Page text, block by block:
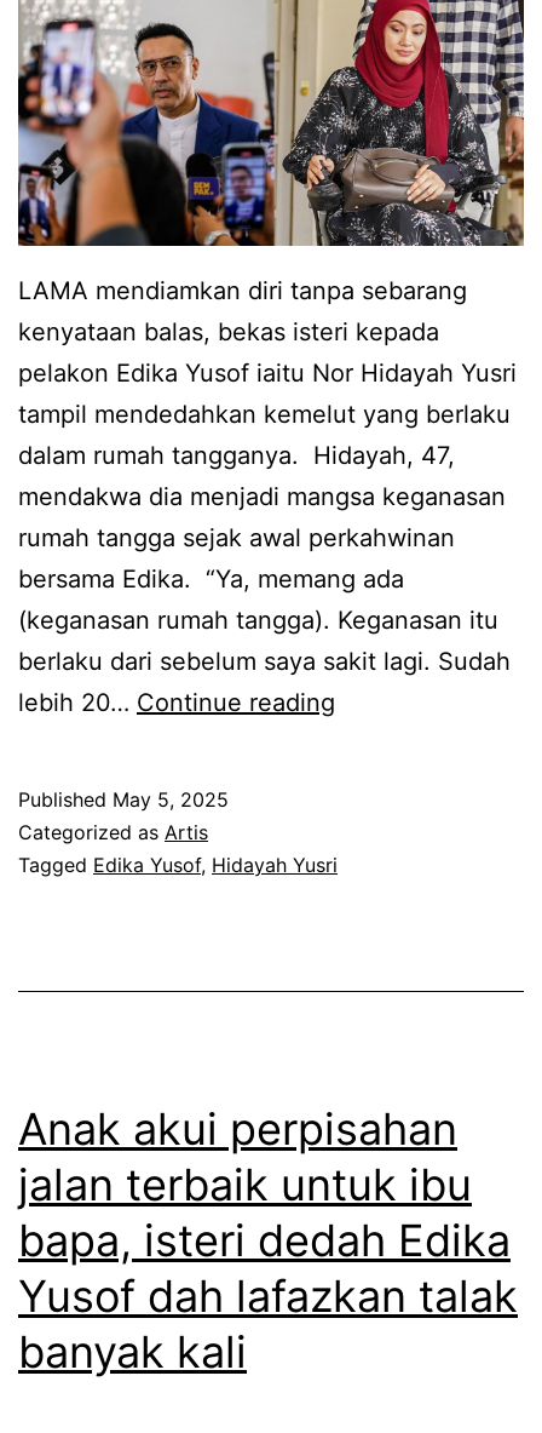
,
E
d
i
k
a
Y
u
s
o
f
m
u
a
t
n
i
g
b
m
e
s
r
a
d
e
LAMA mendiamkan diri tanpa sebarang
kenyataan balas, bekas isteri kepada
pelakon Edika Yusof iaitu Nor Hidayah Yusri
tampil mendedahkan kemelut yang berlaku
dalam rumah tangganya. Hidayah, 47,
mendakwa dia menjadi mangsa keganasan
rumah tangga sejak awal perkahwinan
bersama Edika. “Ya, memang ada
(keganasan rumah tangga). Keganasan itu
berlaku dari sebelum saya sakit lagi. Sudah
lebih 20… Continue reading
m
d
m
k
a
n
d
i
Published May 5, 2025
Categorized as Artis
Tagged Edika Yusof, Hidayah Yusri
Anak akui perpisahan
jalan terbaik untuk ibu
bapa, isteri dedah Edika
Yusof dah lafazkan talak
banyak kali